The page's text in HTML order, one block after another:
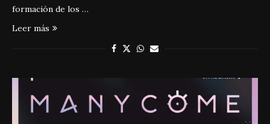
formación de los …
Leer más